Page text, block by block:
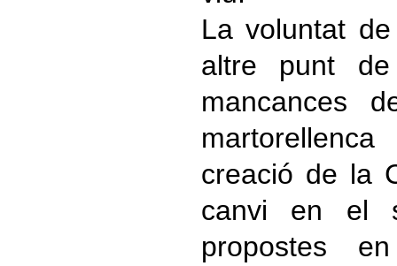
La voluntat
altre punt
mancances
creació de la
canvi en el
propostes